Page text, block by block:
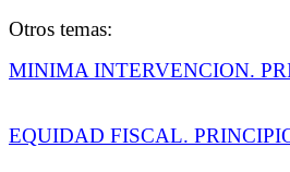
Otros temas:
MINIMA INTERVENCION.
EQUIDAD FISCAL.